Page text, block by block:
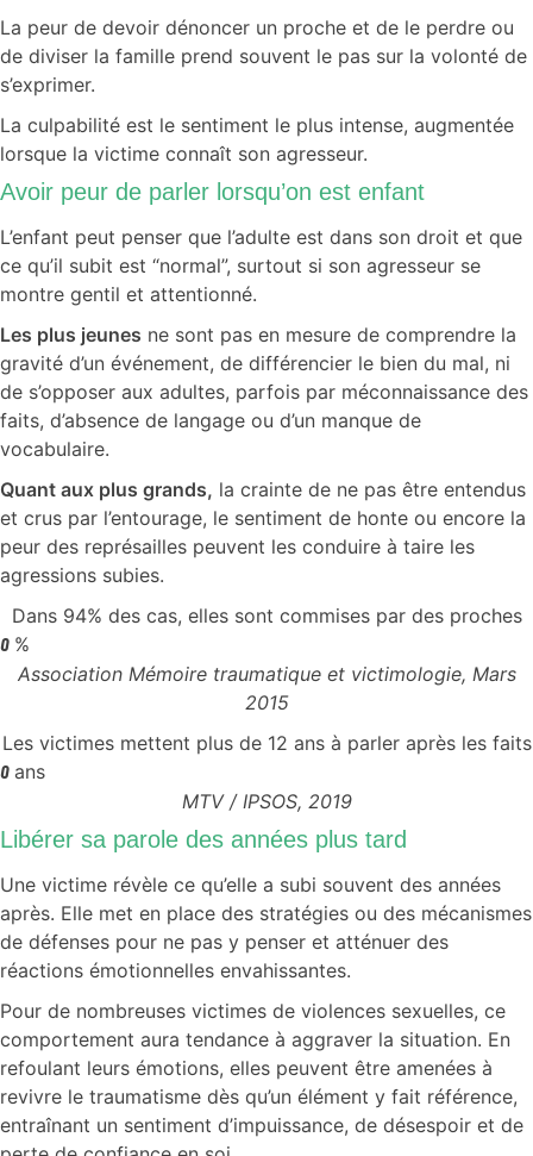
La peur de devoir dénoncer un proche et de le perdre ou
de diviser la famille prend souvent le pas sur la volonté de
s’exprimer.
La culpabilité est le sentiment le plus intense, augmentée
lorsque la victime connaît son agresseur.
Avoir peur de parler lorsqu’on est enfant
L’enfant peut penser que l’adulte est dans son droit et que
ce qu’il subit est “normal”, surtout si son agresseur se
montre gentil et attentionné.
Les plus jeunes ne sont pas en mesure de comprendre la
gravité d’un événement, de différencier le bien du mal, ni
de s’opposer aux adultes, parfois par méconnaissance des
faits, d’absence de langage ou d’un manque de
vocabulaire.
Quant aux plus grands, la crainte de ne pas être entendus
et crus par l’entourage, le sentiment de honte ou encore la
peur des représailles peuvent les conduire à taire les
agressions subies.
Dans 94% des cas, elles sont commises par des proches
0 %
Association Mémoire traumatique et victimologie, Mars
2015
Les victimes mettent plus de 12 ans à parler après les faits
0 ans
MTV / IPSOS, 2019
Libérer sa parole des années plus tard
Une victime révèle ce qu’elle a subi souvent des années
après. Elle met en place des stratégies ou des mécanismes
de défenses pour ne pas y penser et atténuer des
réactions émotionnelles envahissantes.
Pour de nombreuses victimes de violences sexuelles, ce
comportement aura tendance à aggraver la situation. En
refoulant leurs émotions, elles peuvent être amenées à
revivre le traumatisme dès qu’un élément y fait référence,
entraînant un sentiment d’impuissance, de désespoir et de